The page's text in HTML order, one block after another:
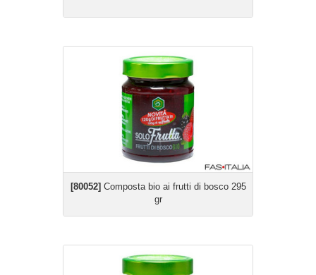
[80052] Composta bio ai frutti di bosco 295
gr